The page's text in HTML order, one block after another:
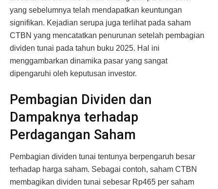
yang sebelumnya telah mendapatkan keuntungan
signifikan. Kejadian serupa juga terlihat pada saham
CTBN yang mencatatkan penurunan setelah pembagian
dividen tunai pada tahun buku 2025. Hal ini
menggambarkan dinamika pasar yang sangat
dipengaruhi oleh keputusan investor.
Pembagian Dividen dan
Dampaknya terhadap
Perdagangan Saham
Pembagian dividen tunai tentunya berpengaruh besar
terhadap harga saham. Sebagai contoh, saham CTBN
membagikan dividen tunai sebesar Rp465 per saham